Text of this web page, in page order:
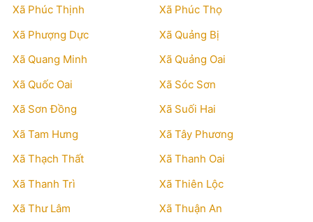
Xã Phúc Thịnh
Xã Phúc Thọ
Xã Phượng Dực
Xã Quảng Bị
Xã Quang Minh
Xã Quảng Oai
Xã Quốc Oai
Xã Sóc Sơn
Xã Sơn Đồng
Xã Suối Hai
Xã Tam Hưng
Xã Tây Phương
Xã Thạch Thất
Xã Thanh Oai
Xã Thanh Trì
Xã Thiên Lộc
Xã Thư Lâm
Xã Thuận An